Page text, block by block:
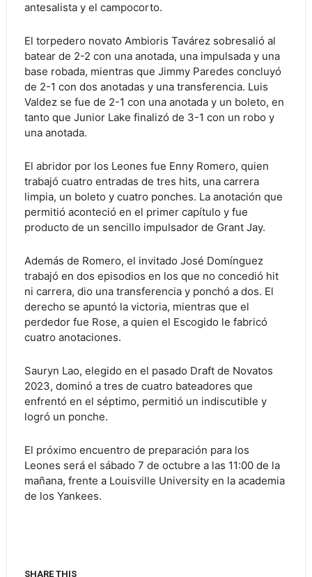
antesalista y el campocorto.
El torpedero novato Ambioris Tavárez sobresalió al
batear de 2-2 con una anotada, una impulsada y una
base robada, mientras que Jimmy Paredes concluyó
de 2-1 con dos anotadas y una transferencia. Luis
Valdez se fue de 2-1 con una anotada y un boleto, en
tanto que Junior Lake finalizó de 3-1 con un robo y
una anotada.
El abridor por los Leones fue Enny Romero, quien
trabajó cuatro entradas de tres hits, una carrera
limpia, un boleto y cuatro ponches. La anotación que
permitió aconteció en el primer capítulo y fue
producto de un sencillo impulsador de Grant Jay.
Además de Romero, el invitado José Domínguez
trabajó en dos episodios en los que no concedió hit
ni carrera, dio una transferencia y ponchó a dos. El
derecho se apuntó la victoria, mientras que el
perdedor fue Rose, a quien el Escogido le fabricó
cuatro anotaciones.
Sauryn Lao, elegido en el pasado Draft de Novatos
2023, dominó a tres de cuatro bateadores que
enfrentó en el séptimo, permitió un indiscutible y
logró un ponche.
El próximo encuentro de preparación para los
Leones será el sábado 7 de octubre a las 11:00 de la
mañana, frente a Louisville University en la academia
de los Yankees.
SHARE THIS